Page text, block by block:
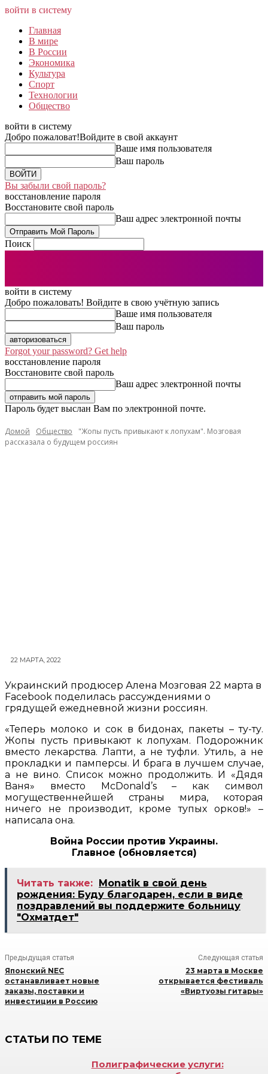
войти в систему
Главная
В мире
В России
Экономика
Культура
Спорт
Технологии
Общество
войти в систему
Добро пожаловат!Войдите в свой аккаунт
Ваше имя пользователя
Ваш пароль
Вы забыли свой пароль?
восстановление пароля
Восстановите свой пароль
Ваш адрес электронной почты
Поиск
войти в систему
Добро пожаловать! Войдите в свою учётную запись
Ваше имя пользователя
Ваш пароль
Forgot your password? Get help
восстановление пароля
Восстановите свой пароль
Ваш адрес электронной почты
Пароль будет выслан Вам по электронной почте.
Домой Общество
"Жопы пусть привыкают к лопухам". Мозговая
рассказала о будущем россиян
22 МАРТА, 2022
Украинский продюсер Алена Мозговая 22 марта в
Facebook поделилась рассуждениями о
грядущей ежедневной жизни россиян.
«Теперь молоко и сок в бидонах, пакеты – ту-ту.
Жопы пусть привыкают к лопухам. Подорожник
вместо лекарства. Лапти, а не туфли. Утиль, а не
прокладки и памперсы. И брага в лучшем случае,
а не вино. Список можно продолжить. И «Дядя
Ваня» вместо McDonald’s – как символ
могущественнейшей страны мира, которая
ничего не производит, кроме тупых орков!» –
написала она.
Война России против Украины.
Главное (обновляется)
Читать также: Monatik в свой день
рождения: Буду благодарен, если в виде
поздравлений вы поддержите больницу
"Охматдет"
Предыдущая статья
Японский NEC
останавливает новые
заказы, поставки и
инвестиции в Россию
Следующая статья
23 марта в Москве
открывается фестиваль
«Виртуозы гитары»
СТАТЬИ ПО ТЕМЕ
Полиграфические услуги: